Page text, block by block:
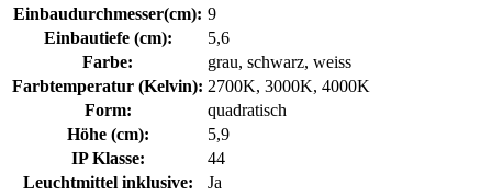
Einbaudurchmesser(cm): 9
Einbautiefe (cm):
5,6
Farbe:
grau, schwarz, weiss
Farbtemperatur (Kelvin): 2700K, 3000K, 4000K
Form:
quadratisch
Höhe (cm):
5,9
IP Klasse:
44
Leuchtmittel inklusive:
Ja